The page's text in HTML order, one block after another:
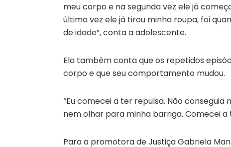
meu corpo e na segunda vez ele já
última vez ele já tirou minha roupa, foi
de idade”, conta a adolescente.
Ela também conta que os repetidos
corpo e que seu comportamento mudou.
“Eu comecei a ter repulsa. Não
nem olhar para minha barriga. Comecei
Para a promotora de Justiça Gabriela